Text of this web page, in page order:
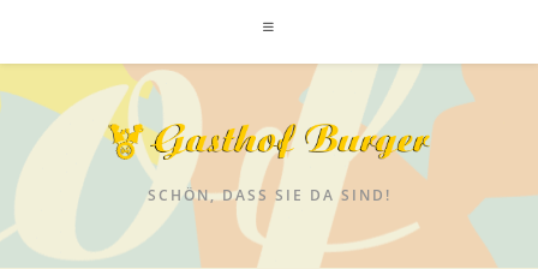
SCHÖN, DASS SIE DA SIND!